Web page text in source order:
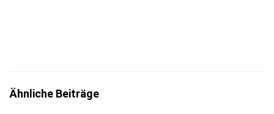
Ähnliche Beiträge